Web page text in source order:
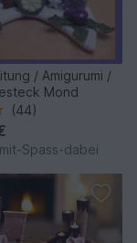
/ Amigurumi /
Mond
(44)
Spass-dabei